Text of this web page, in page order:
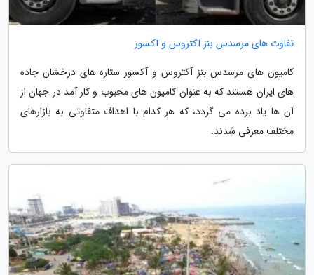
تفاوت های مرسدس بنز آکتروس و آکسور
کامیون های مرسدس بنز آکتروس و آکسور ستاره های درخشان جاده
های ایران هستند که به عنوان کامیون های محبوب و کار آمد در جهان از
آن ها یاد برده می گردد، که هر کدام با اهداف متفاوتی به بازارهای
مختلف معرفی شدند.